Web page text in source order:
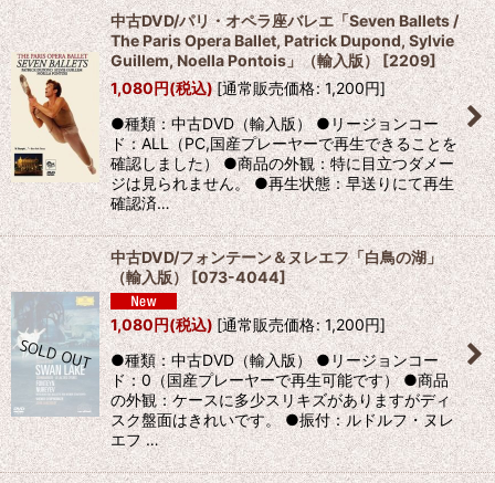
中古DVD/パリ・オペラ座バレエ「Seven Ballets /
The Paris Opera Ballet, Patrick Dupond, Sylvie
Guillem, Noella Pontois」（輸入版）[2209]
1,080円(税込) [通常販売価格: 1,200円]
●種類：中古DVD（輸入版） ●リージョンコー
ド：ALL（PC,国産プレーヤーで再生できることを
確認しました） ●商品の外観：特に目立つダメー
ジは見られません。 ●再生状態：早送りにて再生
確認済…
中古DVD/フォンテーン＆ヌレエフ「白鳥の湖」
（輸入版） [073-4044]
1,080円(税込)[通常販売価格: 1,200円]
●種類：中古DVD（輸入版） ●リージョンコー
ド：0（国産プレーヤーで再生可能です） ●商品
の外観：ケースに多少スリキズがありますがディ
スク盤面はきれいです。 ●振付：ルドルフ・ヌレ
エフ …